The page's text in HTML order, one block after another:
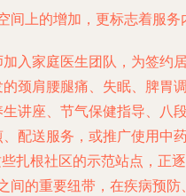
上的增加，更标志着服务
加入家庭医生团队，为签约
的颈肩腰腿痛、失眠、脾胃
生讲座、节气保健指导、八
、配送服务，或推广使用中
扎根社区的示范站点，
间的重要纽带，在疾病预